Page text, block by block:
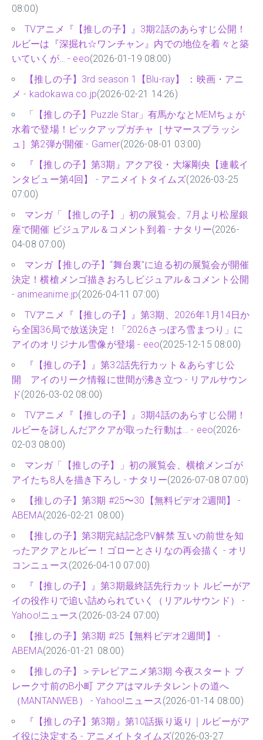
08:00)
TVアニメ『【推しの子】』3期2話のあらすじ公開！
ルビーは『深掘れ☆ワンチャン』内での地位を着々と築
いていくが… - eeo(2026-01-19 08:00)
【推しの子】3rd season 1【Blu-ray】 ：映画・アニ
メ - kadokawa.co.jp(2026-02-21 14:26)
「【推しの子】Puzzle Star」有馬かなとMEMちょが
水着で登場！ピックアップガチャ［サマースプラッシ
ュ］第2弾が開催 - Gamer(2026-08-01 03:00)
『【推しの子】第3期』アクア役・大塚剛央【連載イ
ンタビュー第4回】 - アニメイトタイムズ(2026-03-25
07:00)
マンガ「【推しの子】」初の展覧会、7月より松屋銀
座で開催 ビジュアル＆コメント到着 - ナタリー(2026-
04-08 07:00)
マンガ【推しの子】“舞台裏”に迫る初の展覧会が開催
決定！横槍メンゴ描きおろしビジュアル＆コメント公開
- animeanime.jp(2026-04-11 07:00)
TVアニメ『【推しの子】』第3期、2026年1月14日か
ら全国36局で放送決定！「2026さっぽろ雪まつり」に
アイのオリジナル雪像が登場 - eeo(2025-12-15 08:00)
『【推しの子】』第32話先行カット＆あらすじ公
開 アイのリーク情報に世間が沸き立つ - リアルサウン
ド(2026-03-02 08:00)
TVアニメ『【推しの子】』3期4話のあらすじ公開！
ルビーを訝しんだアクアが取った行動は… - eeo(2026-
02-03 08:00)
マンガ「【推しの子】」初の展覧会、横槍メンゴが
アイたち8人を描き下ろし - ナタリー(2026-07-08 07:00)
【推しの子】第3期 #25〜30【無料ビデオ2週間】 -
ABEMA(2026-02-21 08:00)
【推しの子】第3期完結記念PV解禁 互いの前世を知
ったアクアとルビー！ゴローとさりなの再会描く - オリ
コンニュース(2026-04-10 07:00)
『【推しの子】』第3期最終話先行カット ルビーがア
イの役作りで追い詰められていく（リアルサウンド） -
Yahoo!ニュース (2026-03-24 07:00)
【推しの子】第3期 #25【無料ビデオ2週間】 -
ABEMA(2026-01-21 08:00)
【推しの子】＞テレビアニメ第3期 今夜スタート ブ
レーク寸前のB小町 アクアはマルチタレントの道へ
（MANTANWEB） - Yahoo!ニュース(2026-01-14 08:00)
『【推しの子】第3期』第10話振り返り｜ルビーがア
イ役に決定する - アニメイトタイムズ(2026-03-27